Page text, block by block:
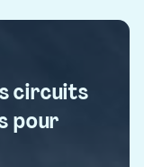
circuits
pour